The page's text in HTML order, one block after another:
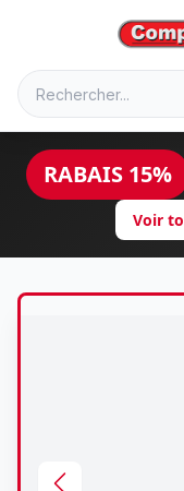
RABAIS 15%
Voir